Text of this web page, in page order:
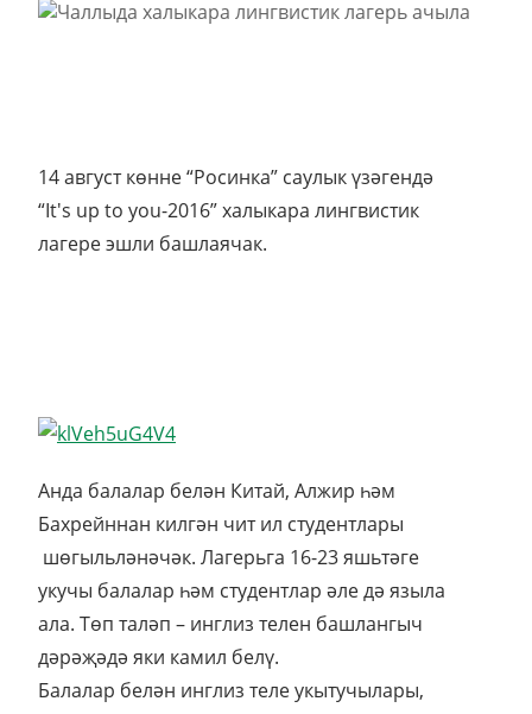
14 август көнне “Росинка” саулык үзәгендә
“It's up to you-2016” халыкара лингвистик
лагере эшли башлаячак.
Анда балалар белән Китай, Алжир һәм
Бахрейннан килгән чит ил студентлары
шөгыльләнәчәк. Лагерьга 16-23 яшьтәге
укучы балалар һәм студентлар әле дә языла
ала. Төп таләп – инглиз телен башлангыч
дәрәҗәдә яки камил белү.
Балалар белән инглиз теле укытучылары,